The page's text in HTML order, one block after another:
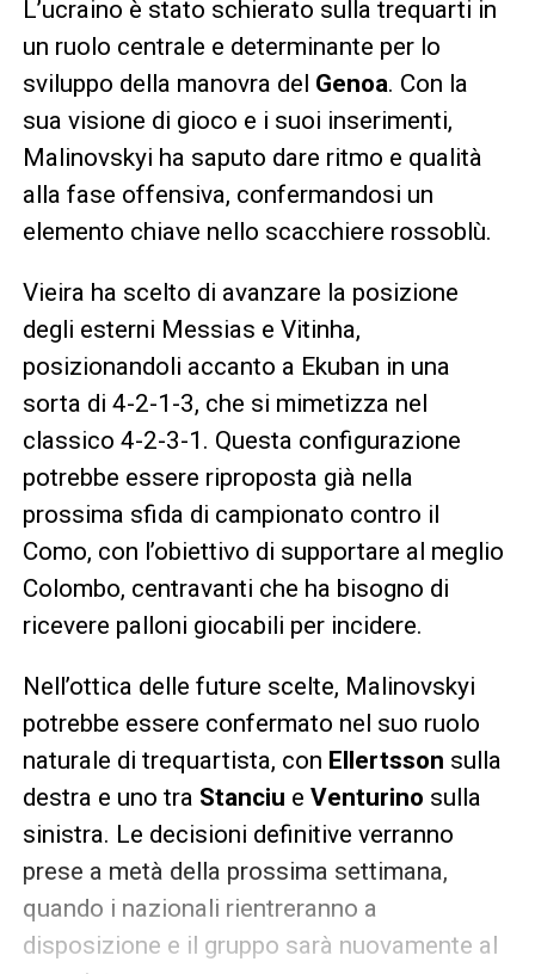
L’ucraino è stato schierato sulla trequarti in
un ruolo centrale e determinante per lo
sviluppo della manovra del Genoa. Con la
sua visione di gioco e i suoi inserimenti,
Malinovskyi ha saputo dare ritmo e qualità
alla fase offensiva, confermandosi un
elemento chiave nello scacchiere rossoblù.
Vieira ha scelto di avanzare la posizione
degli esterni Messias e Vitinha,
posizionandoli accanto a Ekuban in una
sorta di 4-2-1-3, che si mimetizza nel
classico 4-2-3-1. Questa configurazione
potrebbe essere riproposta già nella
prossima sfida di campionato contro il
Como, con l’obiettivo di supportare al meglio
Colombo, centravanti che ha bisogno di
ricevere palloni giocabili per incidere.
Nell’ottica delle future scelte, Malinovskyi
potrebbe essere confermato nel suo ruolo
naturale di trequartista, con Ellertsson sulla
destra e uno tra Stanciu e Venturino sulla
sinistra. Le decisioni definitive verranno
prese a metà della prossima settimana,
quando i nazionali rientreranno a
disposizione e il gruppo sarà nuovamente al